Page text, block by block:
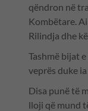
qëndron në
Kombëtare.
Rilindja dhe
Tashmë bijat
veprës duke
Disa punë të
lloji që mund